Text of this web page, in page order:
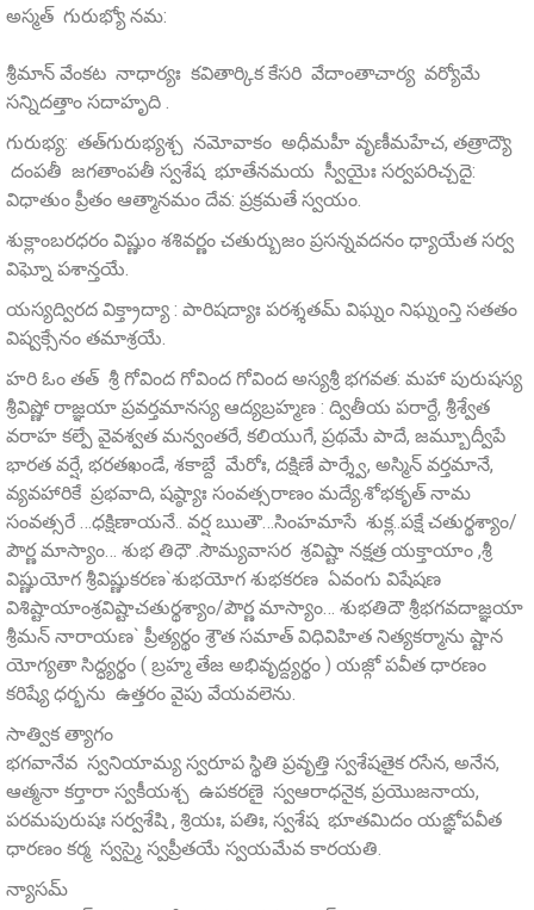
అస్మత్‌ గురుభ్యో నమ:
శ్రీమాన్‌ వేంకట నాధార్యః కవితార్కిక కేసరి వేదాంతాచార్య వర్యోమే
సన్నిదత్తాం సదాహృది .
గురుభ్య: తత్‌గురుభ్యశ్చ నమోవాకం అధీమహీ వృణీమహేచ, తత్రాద్యౌ
దంపతీ జగతాంపతీ స్వశేష భూతేనమయ స్వీయైః సర్వపరిచ్చదై:
విధాతుం ప్రీతం ఆత్మానమం దేవ: ప్రక్రమతే స్వయం.
శుక్లాంబరధరం విష్ణుం శశివర్ణం చతుర్బుజం ప్రసన్నవదనం ధ్యాయేత సర్వ
విఘ్నో పశాన్తయే.
యస్యద్విరద విక్త్రాద్యా : పారిషద్యాః పరశ్శతమ్‌ విఘ్నం నిఘ్నంన్తి సతతం
విష్వక్సేనం తమాశ్రయే.
హరి ఓం తత్ శ్రీ గోవింద గోవింద గోవింద అస్యశ్రీ భగవత: మహా పురుషస్య
శ్రీవిష్ణో రాజ్ఞయా ప్రవర్తమానస్య ఆద్యబ్రహ్మణ : ద్వితీయ పరార్దే, శ్రీశ్వేత
వరాహ కల్పే వైవశ్వత మన్వంతరే, కలియుగే, ప్రథమే పాదే, జమ్బూద్వీపే
భారత వర్షే, భరతఖండే, శకాబ్దే మేరోః, దక్షిణే పార్శ్వే, అస్మిన్ వర్తమానే,
వ్యవహారికే ప్రభవాది, షష్ఠ్యాః సంవత్సరాణం మద్యే.శోభకృత్ నామ
సంవత్సరే …ధక్షిణాయనే.. వర్ష ఋతౌ…సింహమాసే శుక్ల..పక్షే చతుర్థశ్యాం/
పౌర్ణ మాస్యాం… శుభ తిధౌ .సౌమ్యవాసర శ్రవిష్టా నక్షత్ర యక్తాయాం ,శ్రీ
విష్ణుయోగ శ్రీవిష్ణుకరణ`శుభయోగ శుభకరణ ఏవంగు విషేషణ
విశిష్టాయాంశ్రవిష్టాచతుర్థశ్యాం/పౌర్ణ మాస్యాం… శుభతిదౌ శ్రీభగవదాజ్ఞయా
శ్రీమన్‌ నారాయణ` ప్రీత్యర్థం శ్రౌత సమాత్ విధివిహిత నిత్యకర్మాను ష్టాన
యోగ్యతా సిద్ధ్యర్థం ( బ్రహ్మ తేజ అభివృద్ద్యర్థం ) యజ్గో పవీత ధారణం
కరిష్యే ధర్భను ఉత్తరం వైపు వేయవలెను.
సాత్విక త్యాగం
భగవానేవ స్వనియామ్య స్వరూప స్థితి ప్రవృత్తి స్వశేషతైక రసేన, అనేన,
ఆత్మనా కర్తారా స్వకీయశ్చ ఉపకరణై స్వఆరాధనైక, ప్రయొజనాయ,
పరమపురుషః సర్వశేషి , శ్రియః, పతిః, స్వశేష భూతమిదం యఙ్ఞోపవీత
ధారణం కర్మ స్వస్మై స్వప్రీతయే స్వయమేవ కారయతి.
న్యాసమ్‌